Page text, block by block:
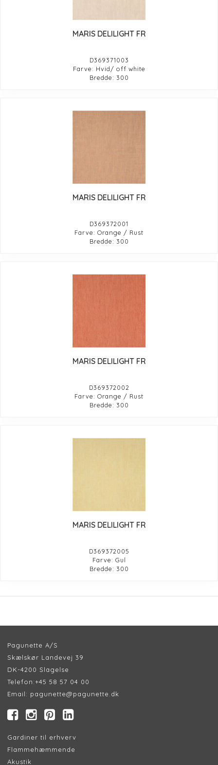
MARIS DELILIGHT FR
D369371003
Farve: Hvid/ off white
Bredde: 300
MARIS DELILIGHT FR
D369372001
Farve: Orange / Rust
Bredde: 300
MARIS DELILIGHT FR
D369372002
Farve: Orange / Rust
Bredde: 300
MARIS DELILIGHT FR
D369372005
Farve: Gul
Bredde: 300
Pagunette A/S
Skælskør Landevej 39
DK-4200 Slagelse
Telefon:+45 58 57 04 00
Email: pagunette@pagunette.dk
Gardiner til erhverv
Flammehæmmende
Akustik